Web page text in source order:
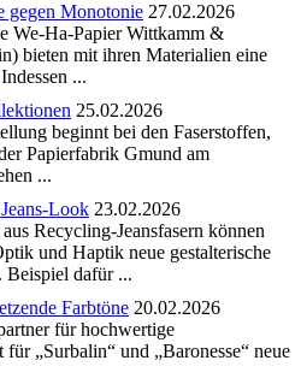
gegen Monotonie 27.02.2026
We-Ha-Papier Wittkamm &
bieten mit ihren Materialien eine
...
25.02.2026
beginnt bei den Faserstoffen,
Papierfabrik Gmund am
...
Look 23.02.2026
Recycling-Jeansfasern können
und Haptik neue gestalterische
dafür ...
Farbtöne 20.02.2026
für hochwertige
„Surbalin“ und „Baronesse“ neue